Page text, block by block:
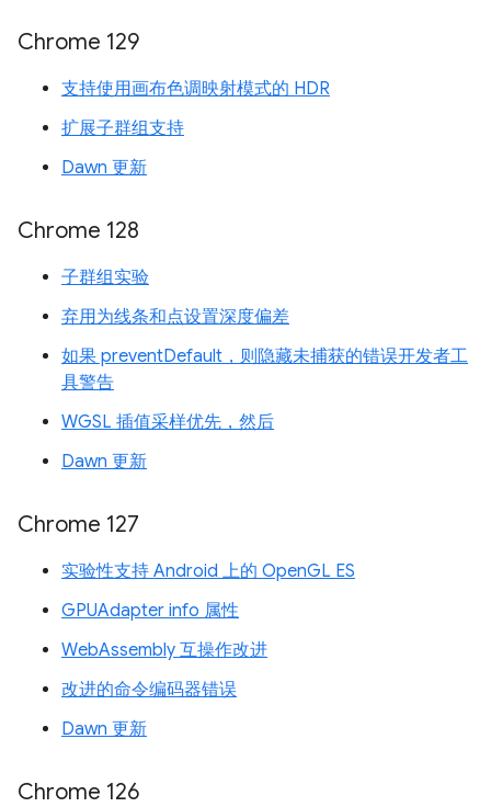
Chrome 129
支持使用画布色调映射模式的 HDR
扩展子群组支持
Dawn 更新
Chrome 128
子群组实验
弃用为线条和点设置深度偏差
如果 preventDefault，则隐藏未捕获的错误开发者工
具警告
WGSL 插值采样优先，然后
Dawn 更新
Chrome 127
实验性支持 Android 上的 OpenGL ES
GPUAdapter info 属性
WebAssembly 互操作改进
改进的命令编码器错误
Dawn 更新
Chrome 126